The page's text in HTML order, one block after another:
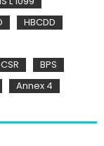
HBCDD
CSR
BPS
Annex 4